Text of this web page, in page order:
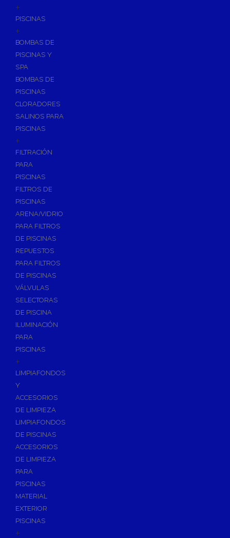
+
PISCINAS
+
BOMBAS DE
PISCINAS Y
SPA
BOMBAS DE
PISCINAS
CLORADORES
SALINOS PARA
PISCINAS
+
FILTRACIÓN
PARA
PISCINAS
FILTROS DE
PISCINAS
ARENA/VIDRIO
PARA FILTROS
DE PISCINAS
REPUESTOS
PARA FILTROS
DE PISCINAS
VÁLVULAS
SELECTORAS
DE PISCINA
ILUMINACIÓN
PARA
PISCINAS
+
LIMPIAFONDOS
Y
ACCESORIOS
DE LIMPIEZA
LIMPIAFONDOS
DE PISCINAS
ACCESORIOS
DE LIMPIEZA
PARA
PISCINAS
MATERIAL
EXTERIOR
PISCINAS
+